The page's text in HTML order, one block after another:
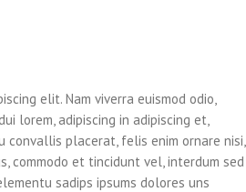
elit. Nam viverra euismod odio,
lorem, adipiscing in adipiscing et,
convallis placerat, felis enim ornare nisi,
commodo et tincidunt vel, interdum sed
sadips ipsums dolores uns